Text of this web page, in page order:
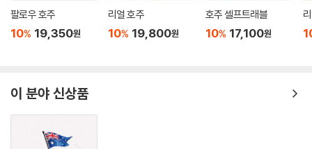
팔로우 호주
10% 19,350원
리얼 호주
10% 19,800원
호주 셀프트래블
10% 17,100원
이 분야 신상품